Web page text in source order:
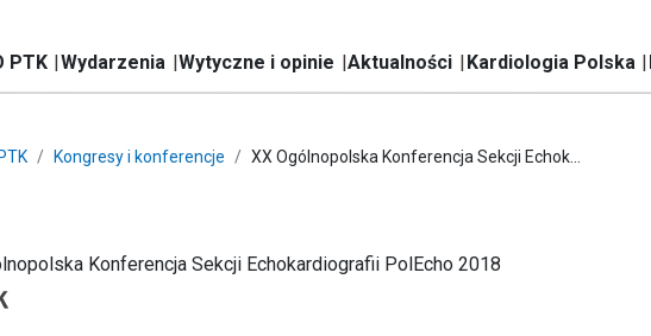
PTK Wydarzenia Wytyczne i opinie Aktualności Kardiologia Polska
PTK Kongresy i konferencje XX Ogólnopolska Konferencja Sekcji Echok...
Konferencja Sekcji Echokardiografii PolEcho 2018